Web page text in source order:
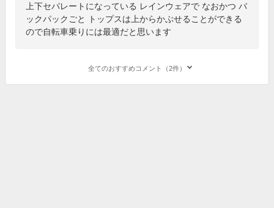
上下セパレートになっている レインウェアで なおかつ バ
ックパックごと トップスは上からかぶせることができる
ので自転車乗りには最適だと思います
全てのおすすめコメント（2件）